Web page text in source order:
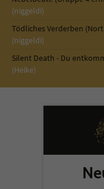
(niggeldi)
Tödliches Verderben
(niggeldi)
Silent Death - Du
(Heike)